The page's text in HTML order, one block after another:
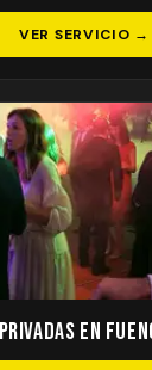
VER SERVICIO →
en